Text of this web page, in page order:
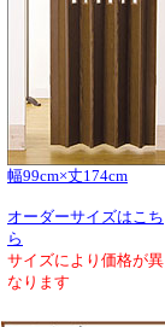
幅99cm×丈174cm
オーダーサイズはこち
ら
サイズにより価格が異
なります